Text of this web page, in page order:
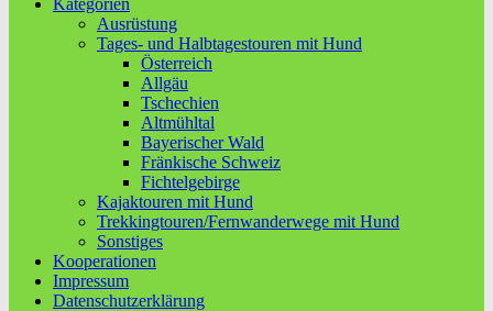
Ausrüstung
Tages- und Halbtagestouren mit Hund
Österreich
Allgäu
Tschechien
Altmühltal
Bayerischer Wald
Fränkische Schweiz
Fichtelgebirge
Kajaktouren mit Hund
Trekkingtouren/Fernwanderwege mit Hund
Sonstiges
Kooperationen
Impressum
Datenschutzerklärung